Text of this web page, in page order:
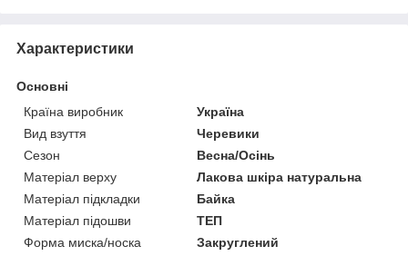
Характеристики
Основні
Країна виробник
Україна
Вид взуття
Черевики
Сезон
Весна/Осінь
Матеріал верху
Лакова шкіра натуральна
Матеріал підкладки
Байка
Матеріал підошви
ТЕП
Форма миска/носка
Закруглений